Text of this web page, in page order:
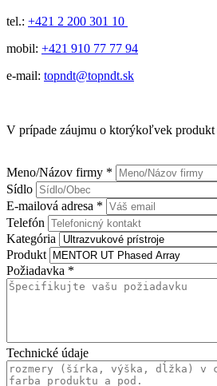
tel.: +421 2 200 301 10
mobil: +421 910 77 77 94
e-mail: topndt@topndt.sk
V prípade záujmu o ktorýkoľvek produkt
Meno/Názov firmy *
Sídlo
E-mailová adresa *
Telefón
Kategória
Produkt
Požiadavka *
Technické údaje